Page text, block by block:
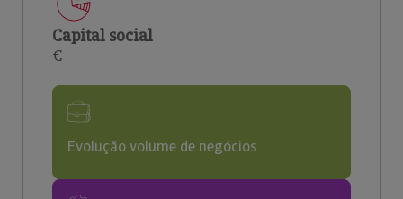
Capital social
€
Evolução volume de negócios